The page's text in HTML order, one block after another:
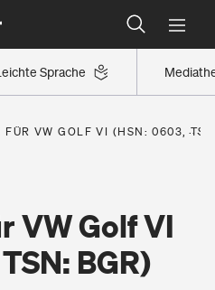
Sprache
finden
eingestuft
finden
FÜR VW GOLF VI (HSN: 0603,
VW Golf VI
BGR)